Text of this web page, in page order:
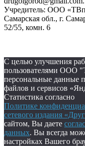
Учредитель: ООО
Самарская обл., г.
52/55, комн. 6
С целью улучшения
пользователями ООО
персональные данные
файлов и сервисов
Статистика согласно
Политике
сетевого издания
сайтом, Вы даете
данных. Вы всегда
настройках Вашего